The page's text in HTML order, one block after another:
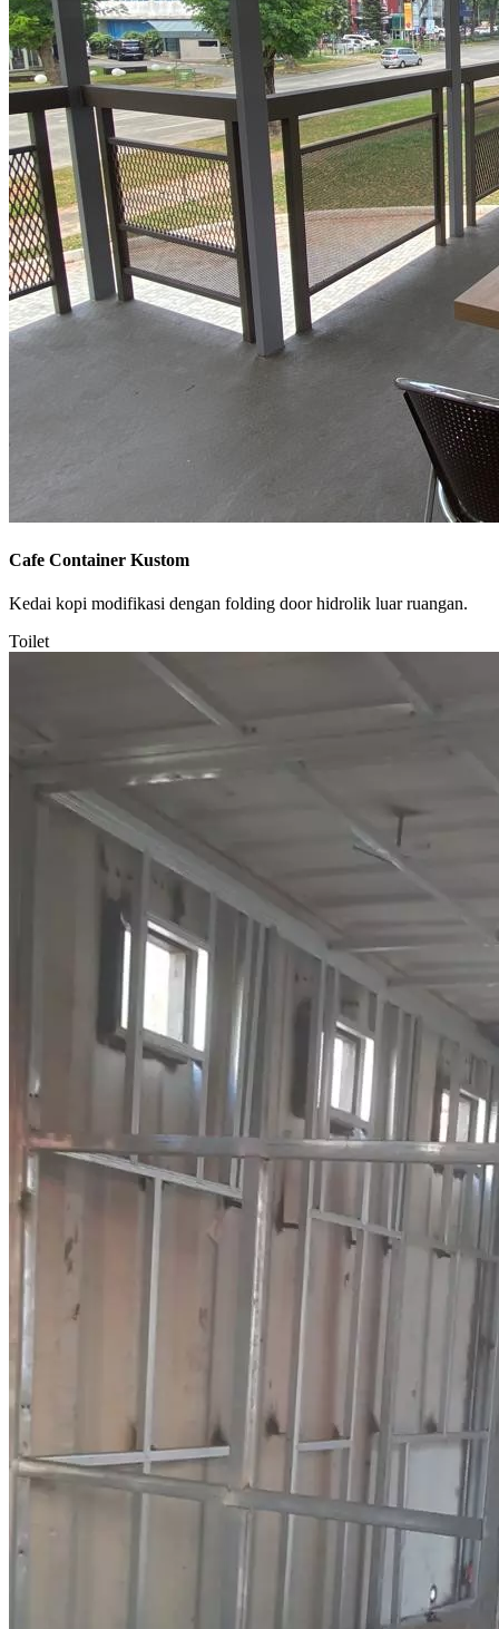
Cafe Container Kustom
Kedai kopi modifikasi dengan folding door hidrolik luar ruangan.
Toilet